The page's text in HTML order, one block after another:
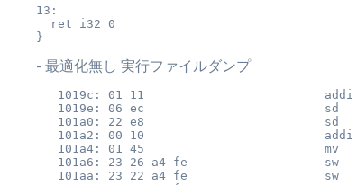
13:
  ret i32 0
- 最適化無し 実行ファイルダンプ
1019c: 01 11
1019e: 06 ec                         sd
101a0: 22 e8                         sd
101a2: 00 10
101a4: 01 45                         mv
101a6: 23 26 a4 fe                   sw
101aa: 23 22 a4 fe                   sw